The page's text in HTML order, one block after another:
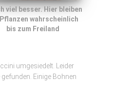
viel besser. Hier bleiben
wahrscheinlich
bis zum Freiland
umgesiedelt. Leider
Einige Bohnen